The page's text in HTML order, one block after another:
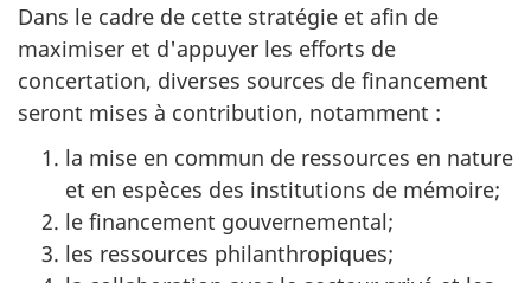
Dans le cadre de cette stratégie et afin de
maximiser et d'appuyer les efforts de
concertation, diverses sources de financement
seront mises à contribution, notamment :
la mise en commun de ressources en nature
et en espèces des institutions de mémoire;
le financement gouvernemental;
les ressources philanthropiques;